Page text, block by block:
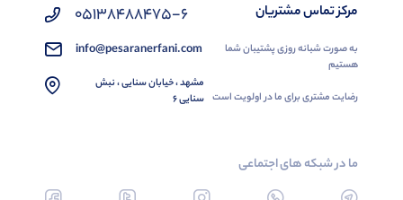
مرکز تماس مشتریان
به صورت شبانه روزی پشتیبان شما
هستیم
رضایت مشتری برای ما در اولویت است
05138488475-6
info@pesaranerfani.com
مشهد ، خیابان سنایی ، نبش
سنایی 6
ما در شبکه های اجتماعی